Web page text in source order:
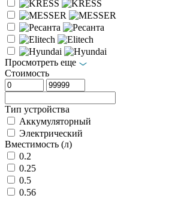
Просмотреть еще
Стоимость
Тип устройства
Аккумуляторный
Электрический
Вместимость (л)
0.2
0.25
0.5
0.56